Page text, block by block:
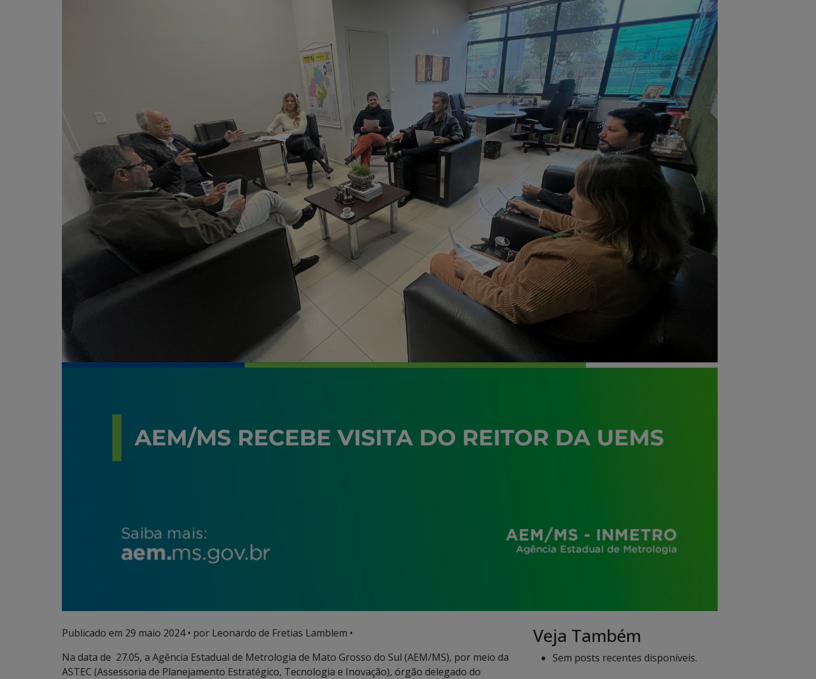
Publicado em 29 maio 2024• por Leonardo de Fretias Lamblem •
Na data de 27.05, a Agência Estadual de Metrologia de Mato Grosso do Sul (AEM/MS), por meio da
ASTEC (Assessoria de Planejamento Estratégico, Tecnologia e Inovação), órgão delegado do
Veja Também
Sem posts recentes disponíveis.